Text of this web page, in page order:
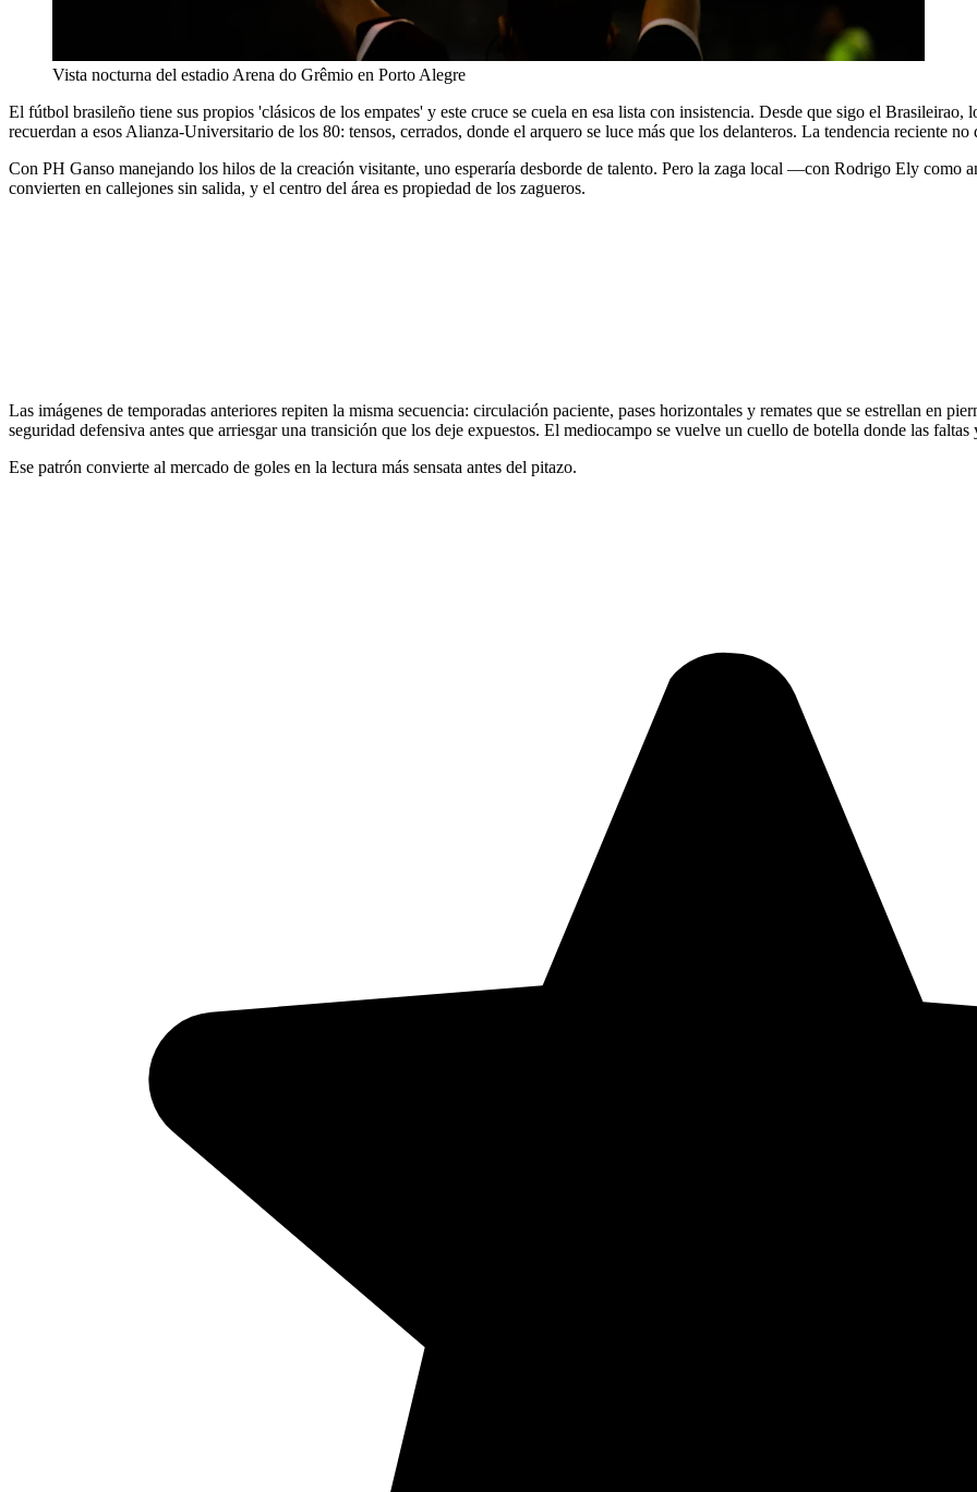
Vista nocturna del estadio Arena do Grêmio en Porto Alegre
El fútbol brasileño tiene sus propios 'clásicos de los empates' y este cruce se cuela en esa lista con insistencia. Desde que sigo el
recuerdan a esos Alianza-Universitario de los 80: tensos, cerrados, donde el arquero se luce más que los delanteros. La tendencia reciente no
Con PH Ganso manejando los hilos de la creación visitante, uno esperaría desborde de talento. Pero la zaga local —con Rodrigo Ely como
convierten en callejones sin salida, y el centro del área es propiedad de los zagueros.
Las imágenes de temporadas anteriores repiten la misma secuencia: circulación paciente, pases horizontales y remates que se estrellan en
seguridad defensiva antes que arriesgar una transición que los deje expuestos. El mediocampo se vuelve un cuello de botella donde las
Ese patrón convierte al mercado de goles en la lectura más sensata antes del pitazo.